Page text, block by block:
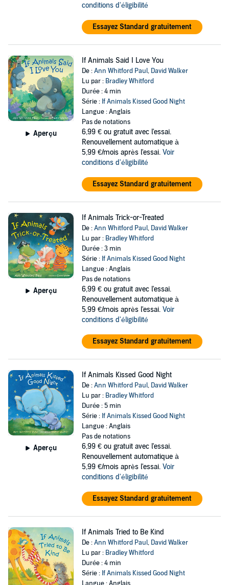
conditions d'éligibilité
Essayez Standard gratuitement
Aperçu
If Animals Said I Love You
De :Ann Whitford Paul, David Walker
Lu par : Bradley Whitford
Durée : 4 min
Série : If Animals Kissed Good Night
Langue : Anglais
Pas de notations
6,99 € ou gratuit avec l'essai.
Renouvellement automatique à
5,99 €/mois après l'essai. Voir
conditions d'éligibilité
Essayez Standard gratuitement
Aperçu
If Animals Trick-or-Treated
De :Ann Whitford Paul, David Walker
Lu par : Bradley Whitford
Durée : 3 min
Série : If Animals Kissed Good Night
Langue : Anglais
Pas de notations
6,99 € ou gratuit avec l'essai.
Renouvellement automatique à
5,99 €/mois après l'essai. Voir
conditions d'éligibilité
Essayez Standard gratuitement
Aperçu
If Animals Kissed Good Night
De :Ann Whitford Paul, David Walker
Lu par : Bradley Whitford
Durée : 5 min
Série : If Animals Kissed Good Night
Langue : Anglais
Pas de notations
6,99 € ou gratuit avec l'essai.
Renouvellement automatique à
5,99 €/mois après l'essai. Voir
conditions d'éligibilité
Essayez Standard gratuitement
If Animals Tried to Be Kind
De :Ann Whitford Paul, David Walker
Lu par : Bradley Whitford
Durée : 4 min
Série : If Animals Kissed Good Night